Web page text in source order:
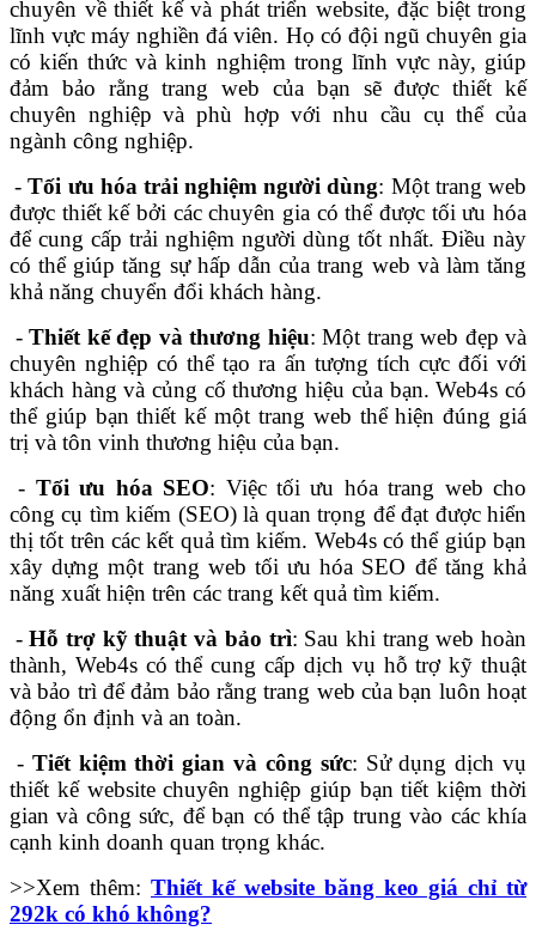
chuyên về thiết kế và phát triển website, đặc biệt trong
lĩnh vực máy nghiền đá viên. Họ có đội ngũ chuyên gia
có kiến thức và kinh nghiệm trong lĩnh vực này, giúp
đảm bảo rằng trang web của bạn sẽ được thiết kế
chuyên nghiệp và phù hợp với nhu cầu cụ thể của
ngành công nghiệp.
-Tối ưu hóa trải nghiệm người dùng: Một trang web
được thiết kế bởi các chuyên gia có thể được tối ưu hóa
để cung cấp trải nghiệm người dùng tốt nhất. Điều này
có thể giúp tăng sự hấp dẫn của trang web và làm tăng
khả năng chuyển đổi khách hàng.
- Thiết kế đẹp và thương hiệu: Một trang web đẹp và
chuyên nghiệp có thể tạo ra ấn tượng tích cực đối với
khách hàng và củng cố thương hiệu của bạn. Web4s có
thể giúp bạn thiết kế một trang web thể hiện đúng giá
trị và tôn vinh thương hiệu của bạn.
- Tối ưu hóa SEO: Việc tối ưu hóa trang web cho
công cụ tìm kiếm (SEO) là quan trọng để đạt được hiển
thị tốt trên các kết quả tìm kiếm. Web4s có thể giúp bạn
xây dựng một trang web tối ưu hóa SEO để tăng khả
năng xuất hiện trên các trang kết quả tìm kiếm.
-Hỗ trợ kỹ thuật và bảo trì: Sau khi trang web hoàn
thành, Web4s có thể cung cấp dịch vụ hỗ trợ kỹ thuật
và bảo trì để đảm bảo rằng trang web của bạn luôn hoạt
động ổn định và an toàn.
- Tiết kiệm thời gian và công sức: Sử dụng dịch vụ
thiết kế website chuyên nghiệp giúp bạn tiết kiệm thời
gian và công sức, để bạn có thể tập trung vào các khía
cạnh kinh doanh quan trọng khác.
>>Xem thêm: Thiết kế website băng keo giá chỉ từ
292k có khó không?